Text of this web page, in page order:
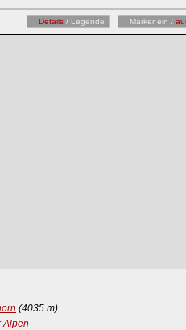
Details / Legende Marker ein /
(4035 m)
Alpen